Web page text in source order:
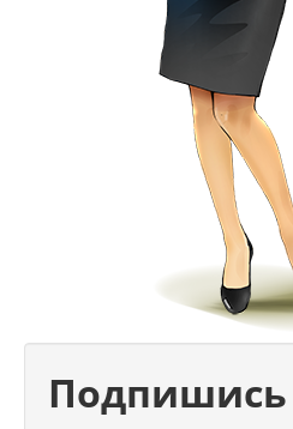
Подпишись